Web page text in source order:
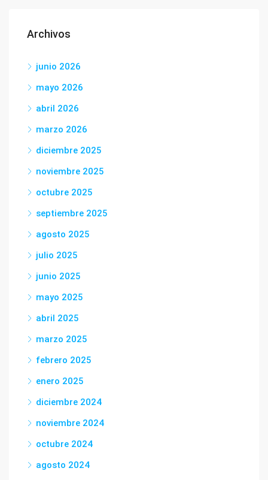
Archivos
junio 2026
mayo 2026
abril 2026
marzo 2026
diciembre 2025
noviembre 2025
octubre 2025
septiembre 2025
agosto 2025
julio 2025
junio 2025
mayo 2025
abril 2025
marzo 2025
febrero 2025
enero 2025
diciembre 2024
noviembre 2024
octubre 2024
agosto 2024